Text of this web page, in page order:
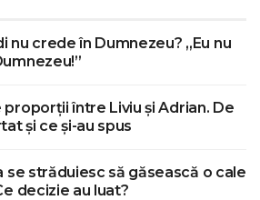
nu crede în Dumnezeu? „Eu nu
proporții între Liviu și Adrian. De
și ce și-au spus
se străduiesc să găsească o cale
decizie au luat?